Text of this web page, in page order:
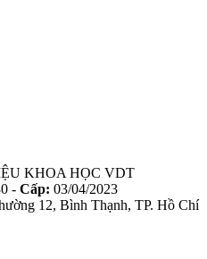
KHOA HỌC VDT
- Cấp: 03/04/2023
12, Bình Thạnh, TP. Hồ Chí